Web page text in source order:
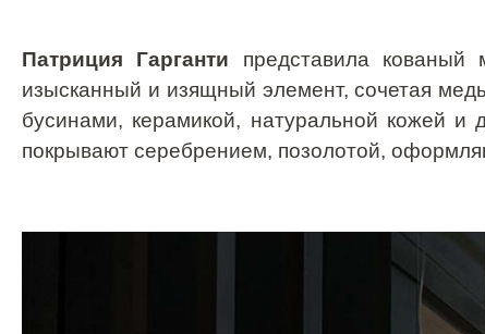
Патриция Гарганти представила кованый
изысканный и изящный элемент, сочетая
бусинами, керамикой, натуральной кожей и
покрывают серебрением, позолотой,